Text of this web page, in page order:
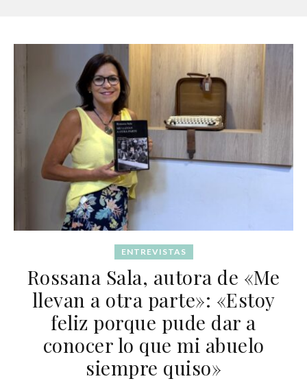
ENTREVISTAS
Rossana Sala, autora de «Me
llevan a otra parte»: «Estoy
feliz porque pude dar a
conocer lo que mi abuelo
siempre quiso»